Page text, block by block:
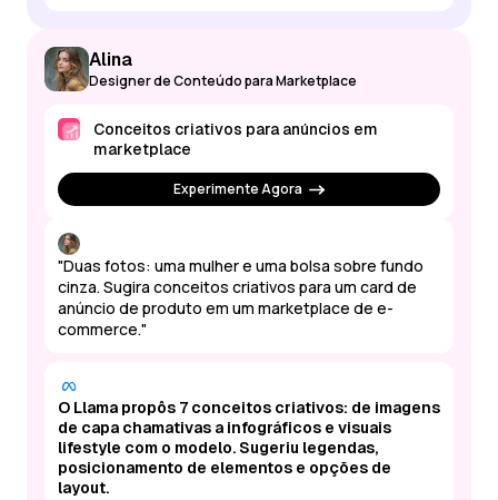
Alina
Designer de Conteúdo para Marketplace
Conceitos criativos para anúncios em
marketplace
Experimente Agora
"Duas fotos: uma mulher e uma bolsa sobre fundo
cinza. Sugira conceitos criativos para um card de
anúncio de produto em um marketplace de e-
commerce."
O Llama propôs 7 conceitos criativos: de imagens
de capa chamativas a infográficos e visuais
lifestyle com o modelo. Sugeriu legendas,
posicionamento de elementos e opções de
layout.